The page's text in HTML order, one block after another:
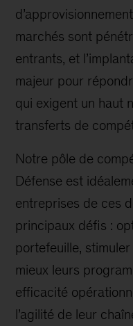
marchés sont
entrants, et
majeur pour
qui exigent un haut
transferts de
Notre pôle de
Défense est
entreprises de ces
principaux défis :
portefeuille,
mieux leurs
efficacité
l’agilité de leur